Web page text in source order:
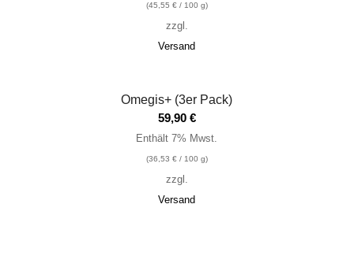
(45,55 €/ 100 g)
zzgl.
Versand
Omegis+ (3er Pack)
59,90 €
Enthält 7% Mwst.
(36,53 €/ 100 g)
zzgl.
Versand